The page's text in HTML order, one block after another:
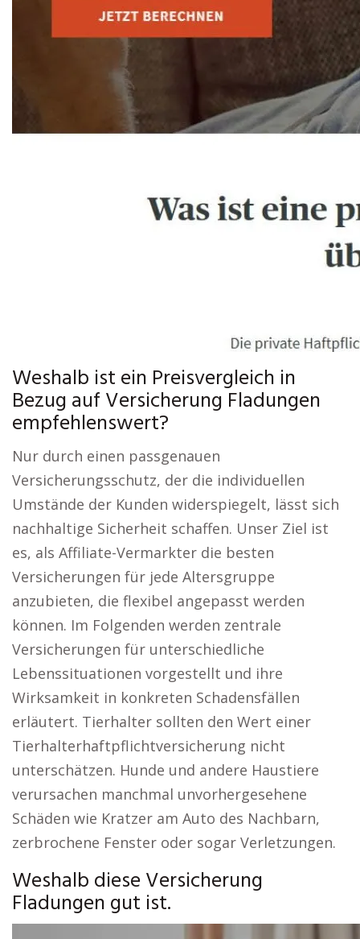
Weshalb ist ein Preisvergleich in
Bezug auf Versicherung Fladungen
empfehlenswert?
Nur durch einen passgenauen
Versicherungsschutz, der die individuellen
Umstände der Kunden widerspiegelt, lässt sich
nachhaltige Sicherheit schaffen. Unser Ziel ist
es, als Affiliate-Vermarkter die besten
Versicherungen für jede Altersgruppe
anzubieten, die flexibel angepasst werden
können. Im Folgenden werden zentrale
Versicherungen für unterschiedliche
Lebenssituationen vorgestellt und ihre
Wirksamkeit in konkreten Schadensfällen
erläutert. Tierhalter sollten den Wert einer
Tierhalterhaftpflichtversicherung nicht
unterschätzen. Hunde und andere Haustiere
verursachen manchmal unvorhergesehene
Schäden wie Kratzer am Auto des Nachbarn,
zerbrochene Fenster oder sogar Verletzungen.
Weshalb diese Versicherung
Fladungen gut ist.